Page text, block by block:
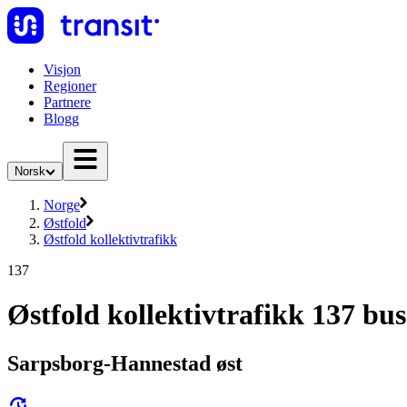
Visjon
Regioner
Partnere
Blogg
Norsk
Norge
Østfold
Østfold kollektivtrafikk
137
Østfold kollektivtrafikk 137
Sarpsborg-Hannestad øst